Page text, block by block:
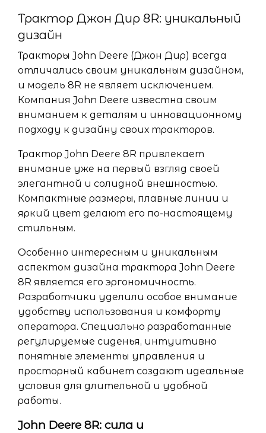
Трактор Джон Дир 8R: уникальный
дизайн
Тракторы John Deere (Джон Дир) всегда
отличались своим уникальным дизайном,
и модель 8R не являет исключением.
Компания John Deere известна своим
вниманием к деталям и инновационному
подходу к дизайну своих тракторов.
Трактор John Deere 8R привлекает
внимание уже на первый взгляд своей
элегантной и солидной внешностью.
Компактные размеры, плавные линии и
яркий цвет делают его по-настоящему
стильным.
Особенно интересным и уникальным
аспектом дизайна трактора John Deere
8R является его эргономичность.
Разработчики уделили особое внимание
удобству использования и комфорту
оператора. Специально разработанные
регулируемые сиденья, интуитивно
понятные элементы управления и
просторный кабинет создают идеальные
условия для длительной и удобной
работы.
John Deere 8R: сила и